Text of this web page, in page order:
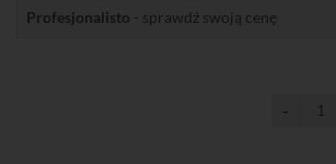
Profesjonalisto - sprawdź swoją cenę